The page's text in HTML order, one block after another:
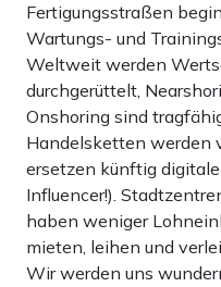
Fertigungsstraßen
Wartungs- und
Weltweit werden
durchgerüttelt,
Onshoring sind
Handelsketten werden
ersetzen künftig
Influencer!).
haben weniger
mieten, leihen und
Wir werden uns